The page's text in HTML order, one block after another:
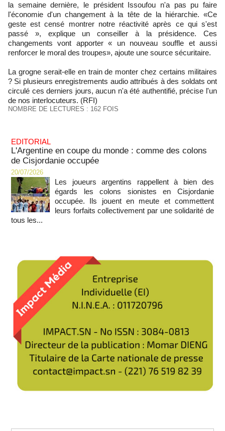
la semaine dernière, le président Issoufou n'a pas pu faire
l'économie d'un changement à la tête de la hiérarchie. «Ce
geste est censé montrer notre réactivité après ce qui s'est
passé », explique un conseiller à la présidence. Ces
changements vont apporter « un nouveau souffle et aussi
renforcer le moral des troupes», ajoute une source sécuritaire.
La grogne serait-elle en train de monter chez certains militaires
? Si plusieurs enregistrements audio attribués à des soldats ont
circulé ces derniers jours, aucun n'a été authentifié, précise l'un
de nos interlocuteurs. (RFI)
NOMBRE DE LECTURES : 162 FOIS
EDITORIAL
L'Argentine en coupe du monde : comme des colons
de Cisjordanie occupée
20/07/2026
Les joueurs argentins rappellent à bien des
égards les colons sionistes en Cisjordanie
occupée. Ils jouent en meute et commettent
leurs forfaits collectivement par une solidarité de
tous les...